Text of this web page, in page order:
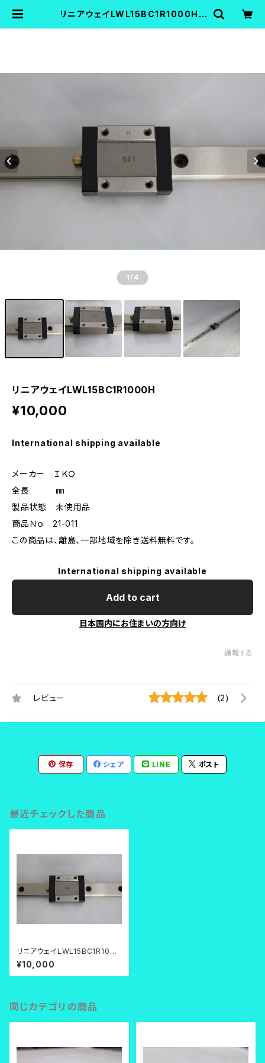
リニアウェイLWL15BC1R1000H |
1 /4
リニアウェイLWL15BC1R1000H
¥10,000
International shipping available
メーカー ＩＫＯ
全長 ㎜
製品状態 未使用品
商品Ｎｏ 21-011
この商品は、離島、一部地域を除き送料無料です。
International shipping available
Add to cart
日本国内にお住まいの方向け
通報する
レビュー (2)
保存 シェア LINE ポスト
最近チェックした商品
リニアウェイLWL15BC1R1000
H
¥10,000
同じカテゴリの商品